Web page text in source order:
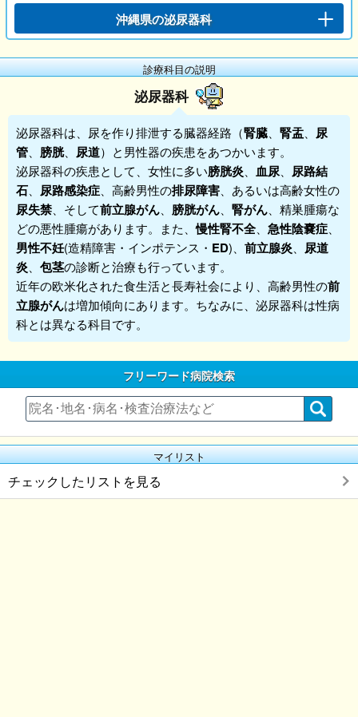
沖縄県の泌尿器科
診療科目の説明
泌尿器科
泌尿器科は、尿を作り排泄する臓器経路（腎臓 腎盂
尿
管
膀胱、 尿道）と男性器の疾患をあつかいます。
泌尿器科の疾患として、女性に多い膀胱炎 血尿
尿路結
石
尿路感染症 、高齢男性の排尿障害 、あるいは高齢女性の
尿失禁 、そして前立腺がん 膀胱がん 腎がん 、精巣腫瘍な
どの悪性腫瘍があります。また、慢性腎不全、 急性陰嚢症
男性不妊(造精障害・インポテンス・ ED)、 前立腺炎
尿道
炎
包茎の診断と治療も行っています。
近年の欧米化された食生活と長寿社会により、高齢男性の前
立腺がんは増加傾向にあります。ちなみに、泌尿器科は性病
科とは異なる科目です。
フリーワード病院検索
マイリスト
チェックしたリストを見る